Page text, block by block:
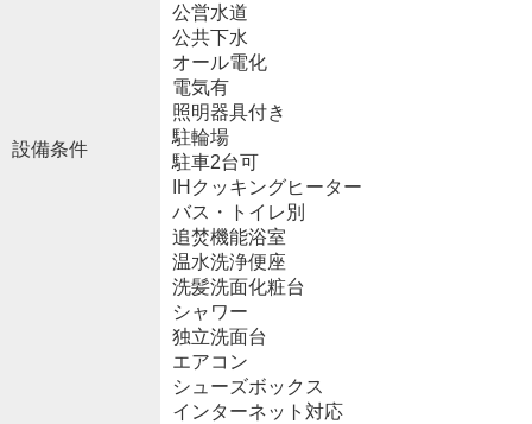
設備条件
公営水道
公共下水
オール電化
電気有
照明器具付き
駐輪場
駐車2台可
IHクッキングヒーター
バス・トイレ別
追焚機能浴室
温水洗浄便座
洗髪洗面化粧台
シャワー
独立洗面台
エアコン
シューズボックス
インターネット対応